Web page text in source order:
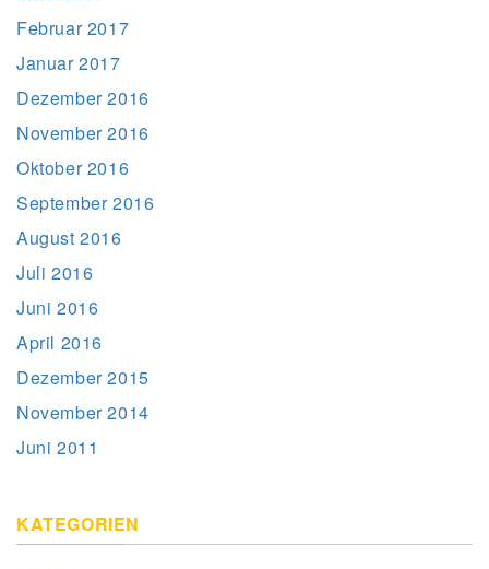
Februar 2017
Januar 2017
Dezember 2016
November 2016
Oktober 2016
September 2016
August 2016
Juli 2016
Juni 2016
April 2016
Dezember 2015
November 2014
Juni 2011
KATEGORIEN